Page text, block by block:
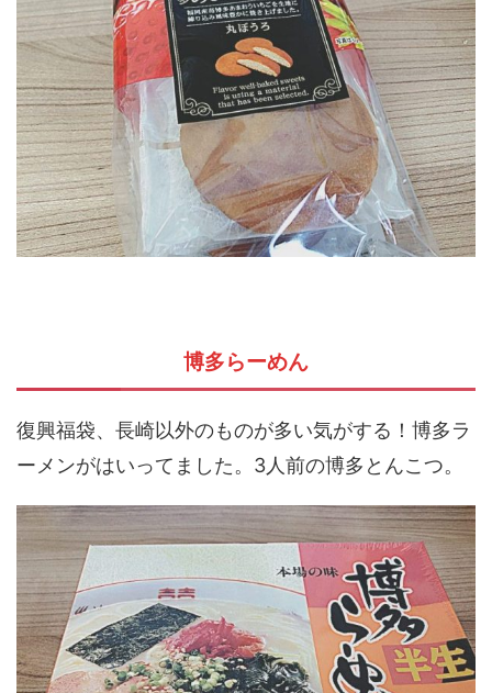
博多らーめん
復興福袋、長崎以外のものが多い気がする！博多ラ
ーメンがはいってました。3人前の博多とんこつ。